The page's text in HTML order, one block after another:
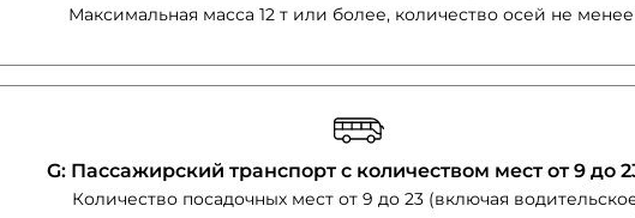
Максимальная масса 12 т или более, количество осей не
G: Пассажирский транспорт с количеством мест от 9 до
Количество посадочных мест от 9 до 23 (включая